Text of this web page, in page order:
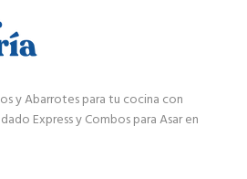
y Abarrotes para tu cocina con
Express y Combos para Asar en